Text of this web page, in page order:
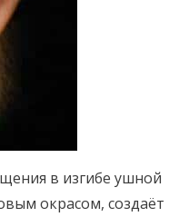
в изгибе ушной
окрасом, создаёт